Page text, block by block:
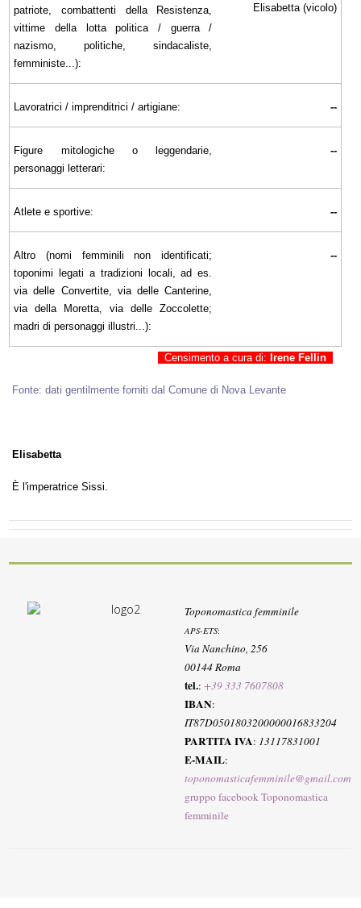
patriote, combattenti della Resistenza,
vittime della lotta politica / guerra /
nazismo, politiche, sindacaliste,
femministe...):
Elisabetta (vicolo)
Lavoratrici / imprenditrici / artigiane: --
Figure mitologiche o leggendarie,
personaggi letterari:
--
Atlete e sportive: --
Altro (nomi femminili non identificati;
toponimi legati a tradizioni locali, ad es.
via delle Convertite, via delle Canterine,
via della Moretta, via delle Zoccolette;
madri di personaggi illustri...):
--
Censimento a cura di: Irene Fellin
Fonte: dati gentilmente forniti dal Comune di Nova Levante
Elisabetta
È l'imperatrice Sissi.
Toponomastica femminile
APS-ETS:
Via Nanchino, 256
00144 Roma
tel.:+39 333 7607808
IBAN:
IT87D0501803200000016833204
PARTITA IVA: 13117831001
E-MAIL:
toponomasticafemminile@gmail.com
gruppo facebook Toponomastica
femminile